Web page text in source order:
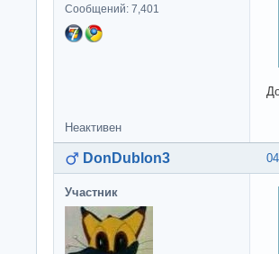
Сообщений: 7,401
Неактивен
DonDublon3
Участник